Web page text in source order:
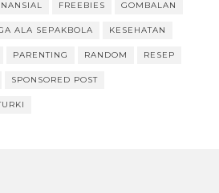
FREEBIES GOMBALAN
ALA SEPAKBOLA KESEHATAN
PARENTING RANDOM RESEP
SPONSORED POST